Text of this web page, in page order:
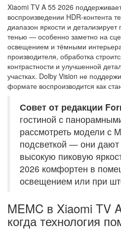
Xiaomi TV A 55 2026
воспроизведении HDR-контента
диапазон яркости и
тенью — особенно заметно на
освещением и тёмными
производителя, обработка
контрастности и улучшенной
участках. Dolby Vision не
формате воспроизводится как
Совет от редакции
гостиной с
рассмотреть модели с
подсветкой — они
высокую пиковую
2026 комфортен в
освещением или при
MEMC в Xiaomi TV
когда технология